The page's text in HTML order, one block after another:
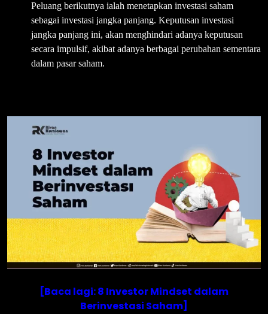
Peluang berikutnya ialah menetapkan investasi saham
sebagai investasi jangka panjang. Keputusan investasi
jangka panjang ini, akan menghindari adanya keputusan
secara impulsif, akibat adanya berbagai perubahan sementara
dalam pasar saham.
[Baca lagi: 8 Investor Mindset dalam
Berinvestasi Saham]